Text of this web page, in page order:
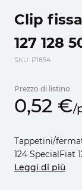
Clip
127 128
SKU: P1854
Prezzo di listino
0,52 €/
Tappetini/
124 SpecialFiat
Leggi di più